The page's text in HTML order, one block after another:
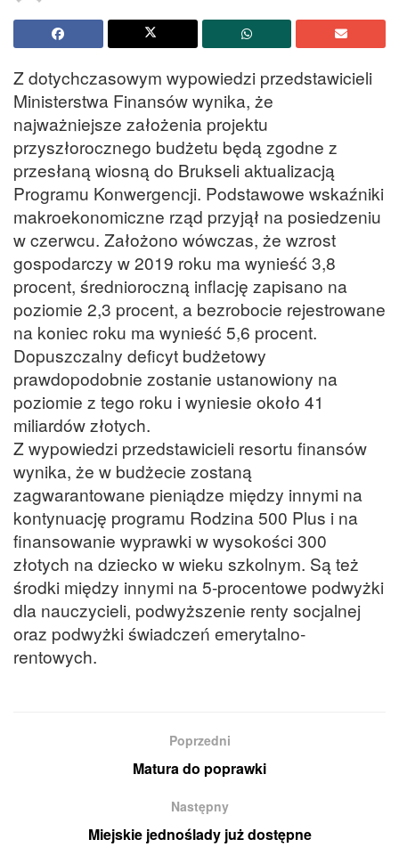
Z dotychczasowym wypowiedzi przedstawicieli
Ministerstwa Finansów wynika, że
najważniejsze założenia projektu
przyszłorocznego budżetu będą zgodne z
przesłaną wiosną do Brukseli aktualizacją
Programu Konwergencji. Podstawowe wskaźniki
makroekonomiczne rząd przyjął na posiedzeniu
w czerwcu. Założono wówczas, że wzrost
gospodarczy w 2019 roku ma wynieść 3,8
procent, średnioroczną inflację zapisano na
poziomie 2,3 procent, a bezrobocie rejestrowane
na koniec roku ma wynieść 5,6 procent.
Dopuszczalny deficyt budżetowy
prawdopodobnie zostanie ustanowiony na
poziomie z tego roku i wyniesie około 41
miliardów złotych.
Z wypowiedzi przedstawicieli resortu finansów
wynika, że w budżecie zostaną
zagwarantowane pieniądze między innymi na
kontynuację programu Rodzina 500 Plus i na
finansowanie wyprawki w wysokości 300
złotych na dziecko w wieku szkolnym. Są też
środki między innymi na 5-procentowe podwyżki
dla nauczycieli, podwyższenie renty socjalnej
oraz podwyżki świadczeń emerytalno-
rentowych.
Poprzedni
Matura do poprawki
Następny
Miejskie jednoślady już dostępne